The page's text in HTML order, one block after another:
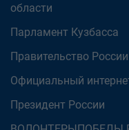
области
Парламент Кузбасса
Правительство России
Официальный
Президент России